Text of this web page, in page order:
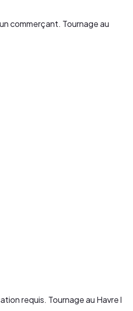
commerçant. Tournage au
requis. Tournage au Havre l